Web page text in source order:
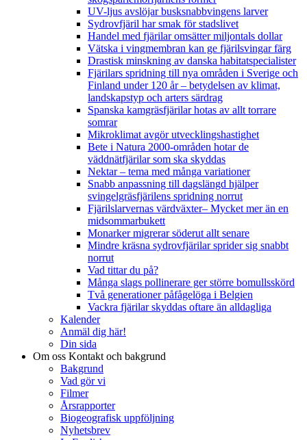
UV-ljus avslöjar busksnabbvingens larver
Sydrovfjäril har smak för stadslivet
Handel med fjärilar omsätter miljontals dollar
Vätska i vingmembran kan ge fjärilsvingar färg
Drastisk minskning av danska habitatspecialister
Fjärilars spridning till nya områden i Sverige och
Finland under 120 år– betydelsen av klimat,
landskapstyp och arters särdrag
Spanska kamgräsfjärilar hotas av allt torrare
somrar
Mikroklimat avgör utvecklingshastighet
Bete i Natura 2000-områden hotar de
väddnätfjärilar som ska skyddas
Nektar – tema med många variationer
Snabb anpassning till dagslängd hjälper
svingelgräsfjärilens spridning norrut
Fjärilslarvernas värdväxter– Mycket mer än en
midsommarbukett
Monarker migrerar söderut allt senare
Mindre kräsna sydrovfjärilar sprider sig snabbt
norrut
Vad tittar du på?
Många slags pollinerare ger större bomullsskörd
Två generationer påfågelöga i Belgien
Vackra fjärilar skyddas oftare än alldagliga
Kalender
Anmäl dig här!
Din sida
Om oss Kontakt och bakgrund
Bakgrund
Vad gör vi
Filmer
Årsrapporter
Biogeografisk uppföljning
Nyhetsbrev